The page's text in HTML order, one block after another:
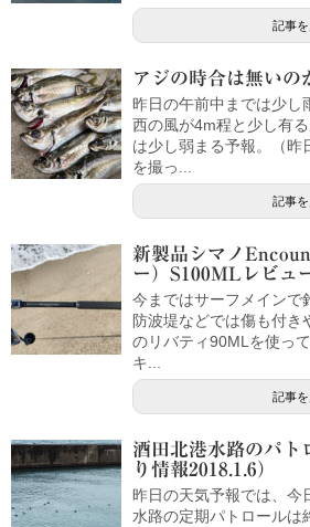
記事
アジの時合は無いの
昨日の午前中までは少し
西の風が4m程と少し有
は少し弱まる予報。（昨
を撮っ...
記事
新製品シマノ
ー）S100MLレビュ
今まではサーフメインで
防波堤などでは傷も付き
のリバティ90MLを使っ
キ...
記事
酒田北港水路のパト
り情報2018.1.6）
昨日の天気予報では、今
水路の定期パトロールは